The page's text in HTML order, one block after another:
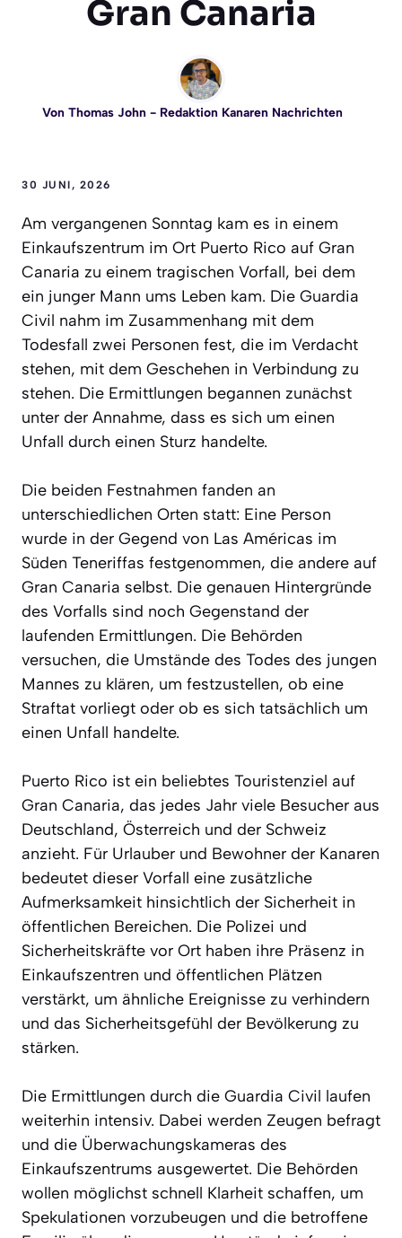
Gran Canaria
Von Thomas John- Redaktion Kanaren Nachrichten
30 JUNI, 2026
Am vergangenen Sonntag kam es in einem
Einkaufszentrum im Ort Puerto Rico auf Gran
Canaria zu einem tragischen Vorfall, bei dem
ein junger Mann ums Leben kam. Die Guardia
Civil nahm im Zusammenhang mit dem
Todesfall zwei Personen fest, die im Verdacht
stehen, mit dem Geschehen in Verbindung zu
stehen. Die Ermittlungen begannen zunächst
unter der Annahme, dass es sich um einen
Unfall durch einen Sturz handelte.
Die beiden Festnahmen fanden an
unterschiedlichen Orten statt: Eine Person
wurde in der Gegend von Las Américas im
Süden Teneriffas festgenommen, die andere auf
Gran Canaria selbst. Die genauen Hintergründe
des Vorfalls sind noch Gegenstand der
laufenden Ermittlungen. Die Behörden
versuchen, die Umstände des Todes des jungen
Mannes zu klären, um festzustellen, ob eine
Straftat vorliegt oder ob es sich tatsächlich um
einen Unfall handelte.
Puerto Rico ist ein beliebtes Touristenziel auf
Gran Canaria, das jedes Jahr viele Besucher aus
Deutschland, Österreich und der Schweiz
anzieht. Für Urlauber und Bewohner der Kanaren
bedeutet dieser Vorfall eine zusätzliche
Aufmerksamkeit hinsichtlich der Sicherheit in
öffentlichen Bereichen. Die Polizei und
Sicherheitskräfte vor Ort haben ihre Präsenz in
Einkaufszentren und öffentlichen Plätzen
verstärkt, um ähnliche Ereignisse zu verhindern
und das Sicherheitsgefühl der Bevölkerung zu
stärken.
Die Ermittlungen durch die Guardia Civil laufen
weiterhin intensiv. Dabei werden Zeugen befragt
und die Überwachungskameras des
Einkaufszentrums ausgewertet. Die Behörden
wollen möglichst schnell Klarheit schaffen, um
Spekulationen vorzubeugen und die betroffene